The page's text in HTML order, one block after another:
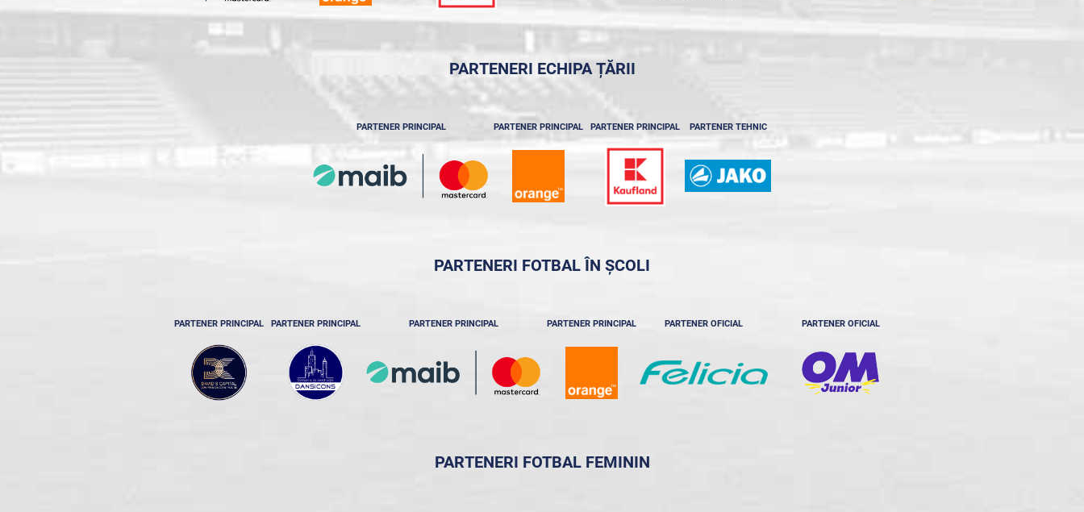
PARTENERI ECHIPA ȚĂRII
PARTENER PRINCIPAL PARTENER PRINCIPAL PARTENER PRINCIPAL PARTENER TEHNIC
PARTENERI FOTBAL ÎN ȘCOLI
PARTENER PRINCIPAL PARTENER PRINCIPAL PARTENER PRINCIPAL PARTENER PRINCIPAL PARTENER OFICIAL PARTENER OFICIAL
PARTENERI FOTBAL FEMININ